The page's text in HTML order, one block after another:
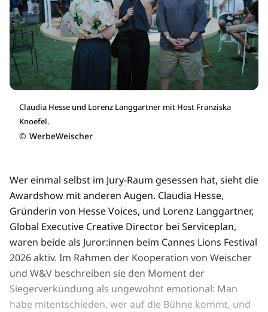
Claudia Hesse und Lorenz Langgartner mit Host Franziska
Knoefel.
© WerbeWeischer
Wer einmal selbst im Jury-Raum gesessen hat, sieht die
Awardshow mit anderen Augen. Claudia Hesse,
Gründerin von Hesse Voices, und Lorenz Langgartner,
Global Executive Creative Director bei Serviceplan,
waren beide als Juror:innen beim Cannes Lions Festival
2026 aktiv. Im Rahmen der Kooperation von Weischer
und W&V beschreiben sie den Moment der
Siegerverkündung als ungewohnt emotional: Man
habe mitentschieden, wer auf die Bühne kommt, und